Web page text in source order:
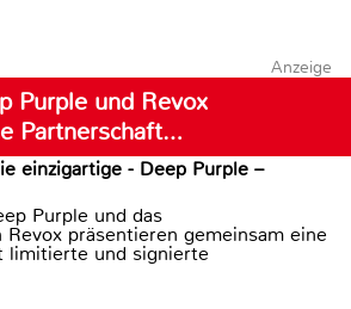
Anzeige
Purple und Revox
Partnerschaft…
einzigartige - Deep Purple –
Purple und das
präsentieren gemeinsam eine
limitierte und signierte